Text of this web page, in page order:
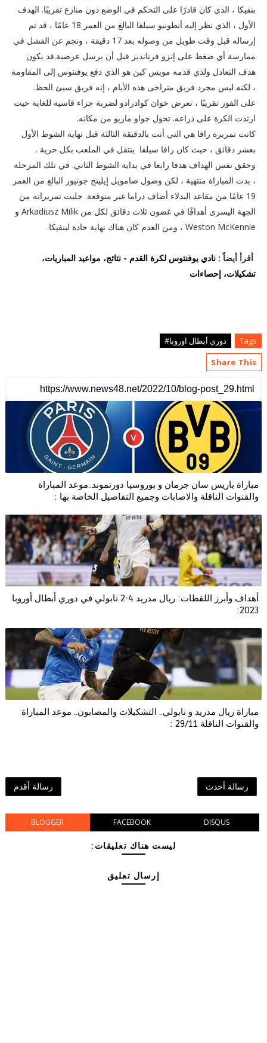
بنفيكا ، الذي كان قادرًا على التحكم في الوضع دون منازع تقريبًا. الهدف
الأول ، الذي نظر إليه أنطونيو سيلفا البالغ من العمر 18 عامًا ، قد تم
إرساله قبل وقت طويل من وصوله بعد 17 دقيقة ، ونجم عن الفشل في
ممارسة أي ضغط على إنزو فرنانديز قبل أن يرسل عرضية.قد يكون
هدف التعادل ولذي قدمه مويس كين هو الذي دفع يوفنتوس إلى المقاومة
، لكنه ليس مجرد فريق متراخى هذه الأيام ، إنه فريق سيئ الحظ.
على الفور تقريبًا ، تعرض خوان كوادرادو لضربة جزاء قاسية للغاية حيث
ارتدت الكرة على ذراعه. تحول جواو ماريو من مكانه.
كانت تمريرة رافا هي التي أتت بالدقيقة الثالثة قبل نهاية الشوط الأول
بعشر دقائق ، حيث كان رافا سيلفا ينتقل في الملعب بكل حرية .
وحقق نفس الهداف هدفا رابعا في بداية الشوط الثاني. في تلك المرحلة
، بدت المباراة منتهية ، لكن وصول صامويل إيلينج جونيور البالغ من العمر
19 عامًا من مقاعد البدلاء أضاف دراما غير متوقعة. جلبت تمريراته من
الجهة اليسرى أهدافًا في غضون ثلاث دقائق لكل من Arkadiusz Milik و
Weston McKennie ، ومن العدم كان هناك نهاية حادة لبنفيكا.
أقرأ أيضاً : نادي يوفنتوس لكرة القدم - نتائج، مواعيد المباريات،
تشكيلات، إحصاءات
Tags
دوري أبطال اوروبا#
Share This
مباراة باريس سان جرمان و بوروسيا دورتموند..موعد المباراة
والقنوات الناقلة والاصابات وجميع التفاصيل الخاصة بها :
أهداف وأبرز اللقطات: ريال مدريد 4-2 نابولي في دوري أبطال أوروبا
2023:
مباراة ريال مدريد و نابولي.. التشكيلات والمصابون.. موعد المباراة
والقنوات الناقلة 29/11 :
رسالة أحدث رسالة أقدم
BLOGGER FACEBOOK DISQUS
ليست هناك تعليقات:
إرسال تعليق